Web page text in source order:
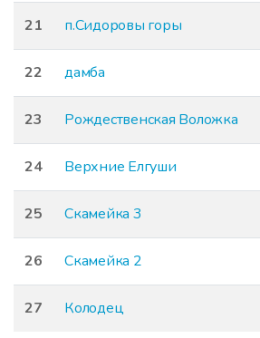
21 п.Сидоровы горы
22 дамба
23 Рождественская Воложка
24 Верхние Елгуши
25 Скамейка 3
26 Скамейка 2
27 Колодец